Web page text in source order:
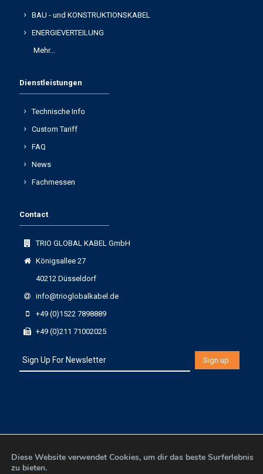
BAU - und KONSTRUKTIONSKABEL
ENERGIEVERTEILUNG
Mehr...
Dienstleistungen
Technische Info
Custom Tariff
FAQ
News
Fachmessen
Contact
TRIO GLOBAL KABEL GmbH
Königsallee 27
40212 Düsseldorf
info@trioglobalkabel.de
+49 (0)1522 7898889
+49 (0)211 71002025
Diese Website verwendet Cookies, um dir das beste Surferlebnis
zu bieten.